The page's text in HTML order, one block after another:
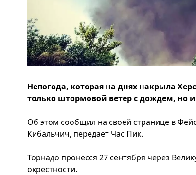
Непогода, которая на днях накрыла
только штормовой ветер с дождем, но
Об этом сообщил на своей странице в
Кибальчич, передает Час Пик.
Торнадо пронесся 27 сентября через
окрестности.